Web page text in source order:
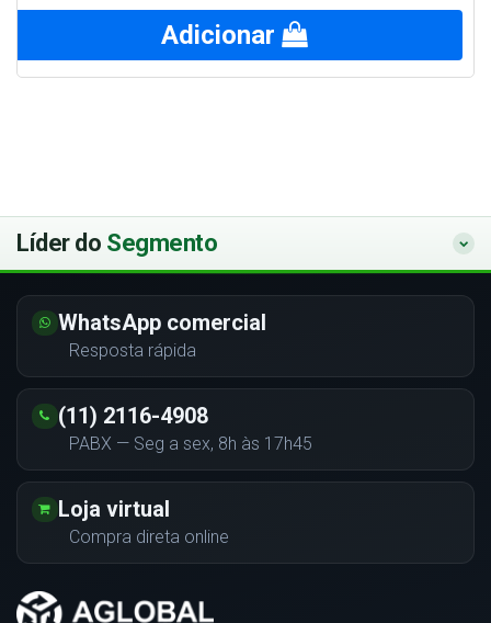
Adicionar
Líder do Segmento
WhatsApp comercial
Resposta rápida
(11) 2116-4908
PABX — Seg a sex, 8h às 17h45
Loja virtual
Compra direta online